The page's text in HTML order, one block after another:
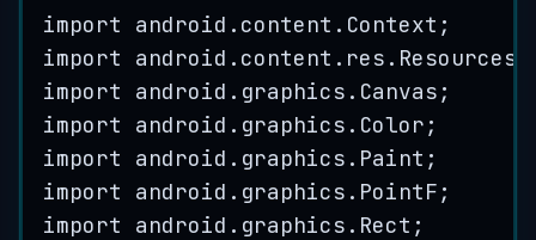
import android . content . Context ;
import
android . content . res . Resources
import
android . graphics . Canvas ;
import
android . graphics . Color ;
import
android . graphics . Paint ;
import
android . graphics . PointF ;
import
android . graphics . Rect ;